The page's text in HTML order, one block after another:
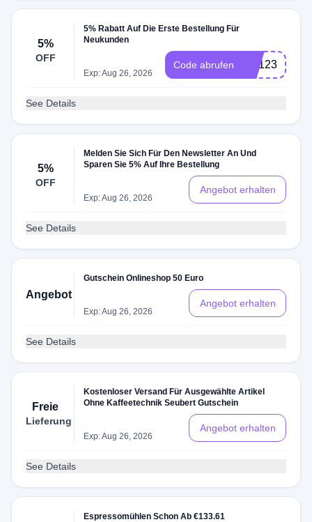
5%
OFF
5% Rabatt Auf Die Erste Bestellung Für
Neukunden
Exp: Aug 26, 2026
Code abrufen u%123
See Details
5%
OFF
Melden Sie Sich Für Den Newsletter An Und
Sparen Sie 5% Auf Ihre Bestellung
Exp: Aug 26, 2026
Angebot erhalten
See Details
Angebot
Gutschein Onlineshop 50 Euro
Exp: Aug 26, 2026
Angebot erhalten
See Details
Freie
Lieferung
Kostenloser Versand Für Ausgewählte Artikel
Ohne Kaffeetechnik Seubert Gutschein
Exp: Aug 26, 2026
Angebot erhalten
See Details
Espressomühlen Schon Ab €133.61